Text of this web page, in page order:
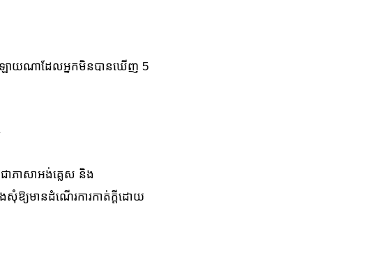
ឡាយណាដែលអ្នកមិនបានឃើញ 5
ាភាសាអង់គ្លេស និង
ងសុំឱ្យមានដំណើរការកាត់ក្ដីដោយ